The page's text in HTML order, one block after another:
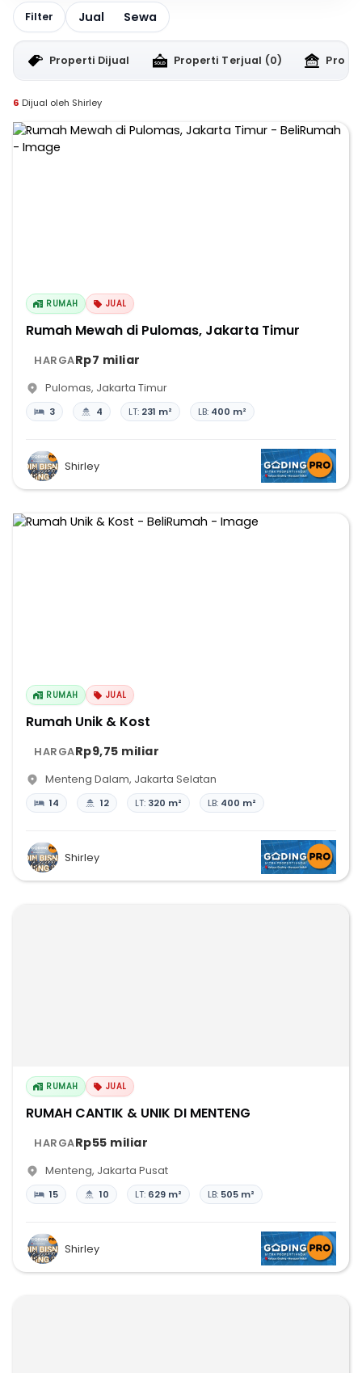
Filter Jual Sewa
Properti Dijual Properti Terjual (0)
6 Dijual oleh Shirley
RUMAH JUAL
Rumah Mewah di Pulomas, Jakarta Timur
HARGARp7 miliar
Pulomas, Jakarta Timur
3 4 LT: 231 m² LB: 400 m²
Shirley
RUMAH JUAL
Rumah Unik & Kost
HARGARp9,75 miliar
Menteng Dalam, Jakarta Selatan
14 12 LT: 320 m² LB: 400 m²
Shirley
RUMAH JUAL
RUMAH CANTIK & UNIK DI MENTENG
HARGARp55 miliar
Menteng, Jakarta Pusat
15 10 LT: 629 m² LB: 505 m²
Shirley